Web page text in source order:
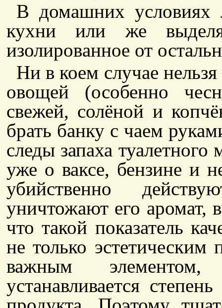
В домашних условиях
кухни или же
изолированное от
Ни в коем случае
овощей (особенно
свежей, солёной и
брать банку с чаем
следы запаха
уже о ваксе, бензине и
убийственно
уничтожают его аромат,
что такой показатель
не только эстетическим
важным
устанавливается